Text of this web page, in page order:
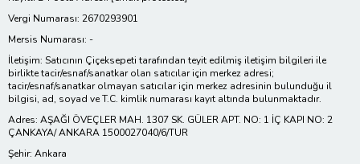
Vergi Numarası: 2670293901
Mersis Numarası: -
İletişim: Satıcının Çiçeksepeti tarafından teyit edilmiş iletişim bilgileri ile
birlikte tacir/esnaf/sanatkar olan satıcılar için merkez adresi;
tacir/esnaf/sanatkar olmayan satıcılar için merkez adresinin bulunduğu il
bilgisi, ad, soyad ve T.C. kimlik numarası kayıt altında bulunmaktadır.
Adres: AŞAĞI ÖVEÇLER MAH. 1307 SK. GÜLER APT. NO: 1 İÇ KAPI NO: 2
ÇANKAYA/ ANKARA 1500027040/6/TUR
Şehir: Ankara